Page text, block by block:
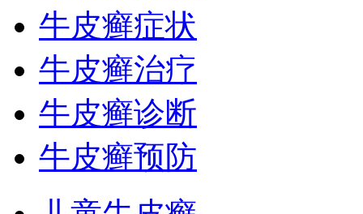
牛皮癣症状
牛皮癣治疗
牛皮癣诊断
牛皮癣预防